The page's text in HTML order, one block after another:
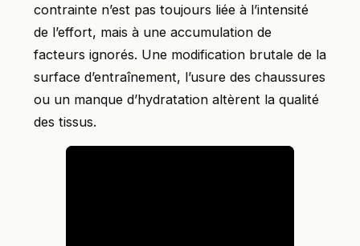
contrainte n’est pas toujours liée à l’intensité
de l’effort, mais à une accumulation de
facteurs ignorés. Une modification brutale de la
surface d’entraînement, l’usure des chaussures
ou un manque d’hydratation altèrent la qualité
des tissus.